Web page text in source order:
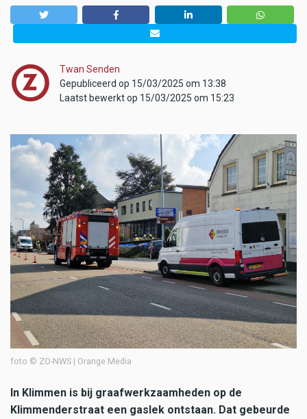
Twan Senden
Gepubliceerd op 15/03/2025 om 13:38
Laatst bewerkt op 15/03/2025 om 15:23
foto © ZO-NWS | Orange Media
In Klimmen is bij graafwerkzaamheden op de
Klimmenderstraat een gaslek ontstaan. Dat gebeurde